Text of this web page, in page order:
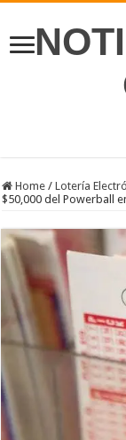
Home / Lotería
$50,000 del Powerball